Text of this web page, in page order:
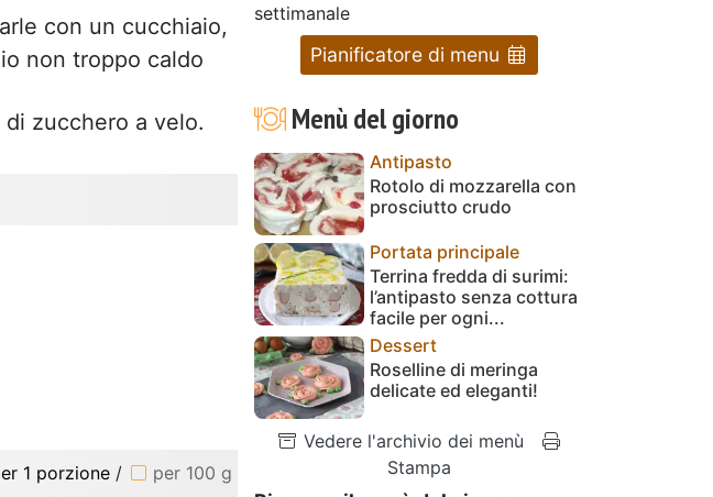
con un cucchiaio,
non troppo caldo
zucchero a velo.
1 porzione / per 100 g
settimanale
Pianificatore di menu
Menù del giorno
Antipasto
Rotolo di mozzarella con
prosciutto crudo
Portata principale
Terrina fredda di surimi:
l’antipasto senza cottura
facile per ogni...
Dessert
Roselline di meringa
delicate ed eleganti!
Vedere l'archivio dei menù
Stampa